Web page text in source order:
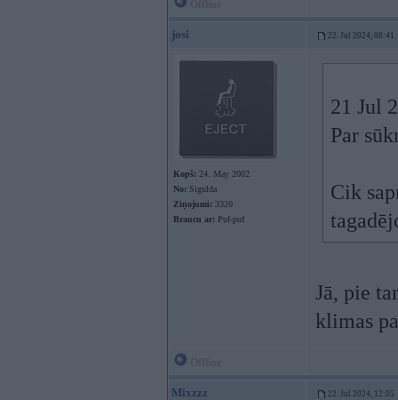
josi 22. Jul 2024, 08:41
Kopš: 24. May 2002
No: Sigulda
Ziņojumi: 3320
Braucu ar: Puf-puf
21 Jul
Par
Cik
Jā, pie
klimas
Mixzzz 22. Jul 2024, 12:05